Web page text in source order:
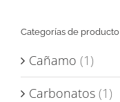
Categorías de producto
Cañamo (1)
Carbonatos (1)